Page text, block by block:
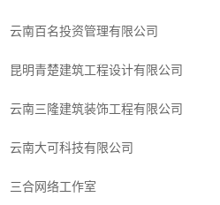
云南百名投资管理有限公司
昆明青楚建筑工程设计有限公司
云南三隆建筑装饰工程有限公司
云南大可科技有限公司
三合网络工作室